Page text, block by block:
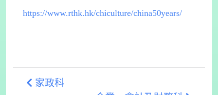
https://www.rthk.hk/chiculture/china50years/
家政科